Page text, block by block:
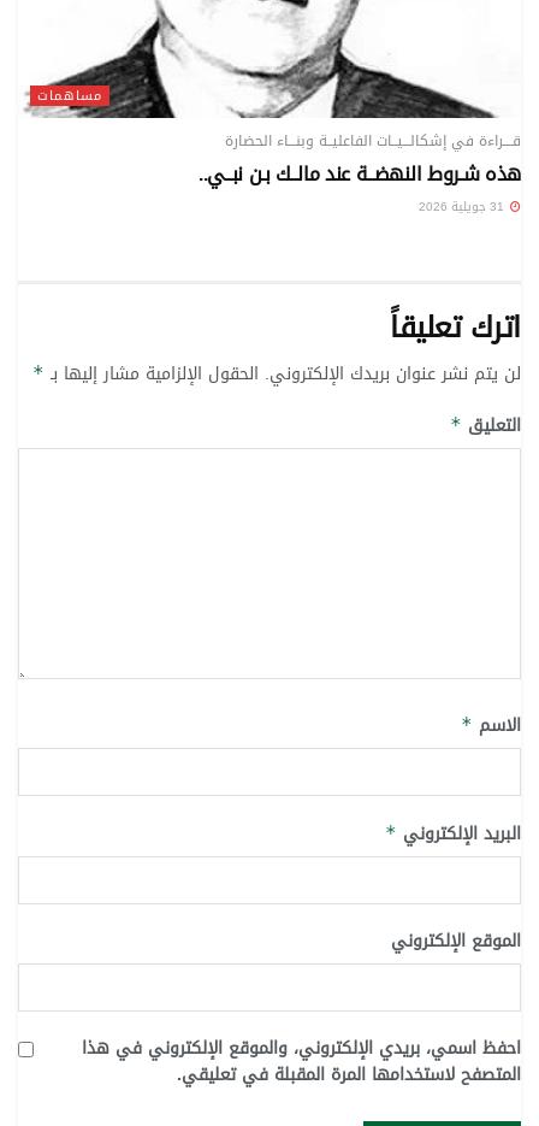
مساهمات
قــــراءة في إشكالـــيــات الفاعليــة وبنـــاء الحضارة
هذه شـروط النهضــة عند مالــك بـن نبــي..
اترك تعليقاً
لن يتم نشر عنوان بريدك الإلكتروني. الحقول الإلزامية مشار إليها بـ *
التعليق *
الاسم *
البريد الإلكتروني *
الموقع الإلكتروني
احفظ اسمي، بريدي الإلكتروني، والموقع الإلكتروني في هذا
المتصفح لاستخدامها المرة المقبلة في تعليقي.